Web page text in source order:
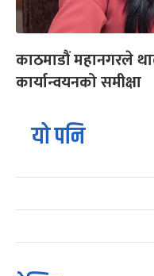
काठमाडौं महानगरले
कार्यान्वयनको समीक्षा
यो पनि